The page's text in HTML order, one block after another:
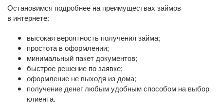
Остановимся подробнее на преимуществах займов
в интернете:
высокая вероятность получения займа;
простота в оформлении;
минимальный пакет документов;
быстрое решение по заявке;
оформление не выходя из дома;
получение денег любым удобным способом на выбор
клиента.